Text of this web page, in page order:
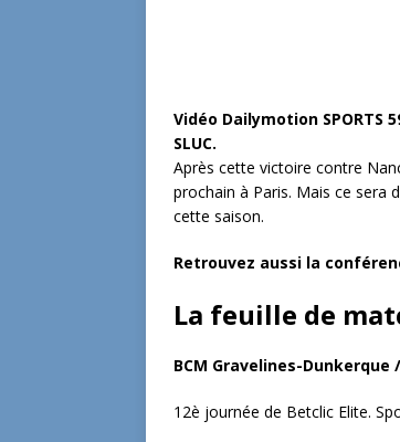
Vidéo Dailymotion SPORTS
SLUC.
Après cette victoire contre
prochain à Paris. Mais ce sera
cette saison.
Retrouvez aussi la
La feuille de
BCM Gravelines-Dunkerque
12è journée de Betclic Elite.